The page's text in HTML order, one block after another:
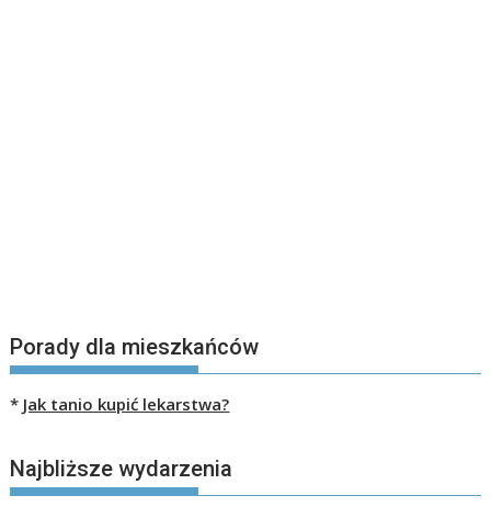
Porady dla mieszkańców
* Jak tanio kupić lekarstwa?
Najbliższe wydarzenia